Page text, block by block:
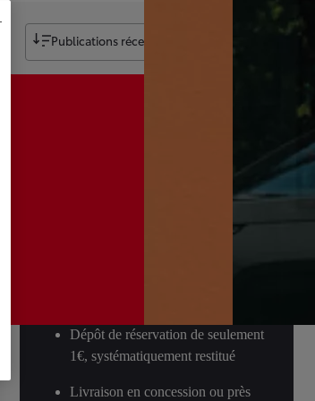
Publications récentes
Réservation en
Dépôt de réservation de seulement
1€, systématiquement restitué
Livraison en concession ou près